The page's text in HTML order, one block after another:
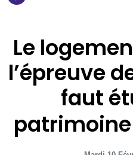
Le
l’épreuve
faut